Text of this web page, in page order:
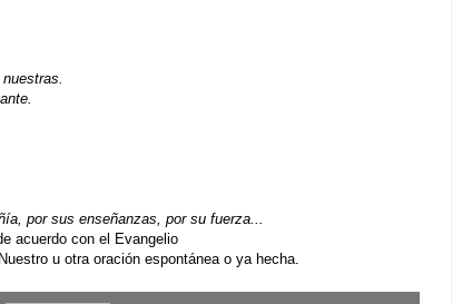
por sus enseñanzas, por su fuerza...
acuerdo con el Evangelio
u otra oración espontánea o ya hecha.